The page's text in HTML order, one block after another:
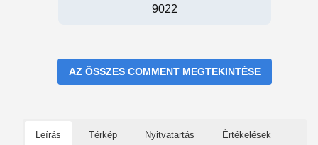
9022
AZ ÖSSZES COMMENT MEGTEKINTÉSE
Leírás Térkép Nyitvatartás Értékelések